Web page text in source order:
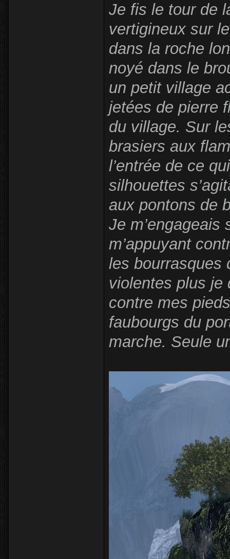
Je fis le tour de
vertigineux sur
dans la roche
noyé dans le
un petit village
jetées de pierre
du village. Sur
brasiers aux
l’entrée de ce
silhouettes
aux pontons de
Je m’engageais
m’appuyant
les bourrasques
violentes plus je
contre mes
faubourgs du
marche. Seule